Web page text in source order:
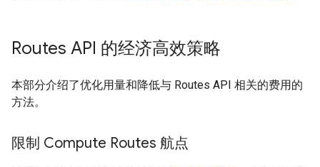
Routes API 的经济高效策略
本部分介绍了优化用量和降低与 Routes API 相关的费用的
方法。
限制 Compute Routes 航点